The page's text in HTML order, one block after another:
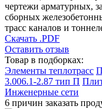
чертежи арматурных,
сборных
трасс каналов и
Скачать .PDF
Оставить отзыв
Товар в подборках:
Элементы теплотрасс
3.006.1-2.87 тип П
Инженерные сети
6 причин заказать